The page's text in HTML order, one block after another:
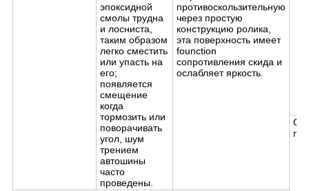
эпоксидной
смолы трудна
и лосниста,
таким образом
легко сместить
или упасть на
его;
появляется
смещение
когда
тормозить или
поворачивать
угол, шум
трением
автошины
часто
проведены.
противоскользительную
через простую
конструкцию ролика,
эта поверхность имеет
founction
сопротивления скида и
ослабляет яркость.